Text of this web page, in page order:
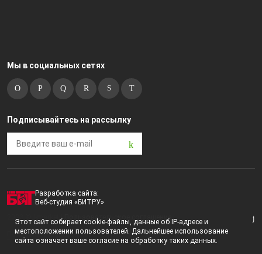
Мы в социальных сетях
Подписывайтесь на рассылку
Разработка сайта:
Веб-студия «БИТРУ»
2023 © i-market |
Пользовательское соглашение
Политика конфиденциальности
Этот сайт собирает cookie-файлы, данные об IP-адресе и
местоположении пользователей. Дальнейшее использование
сайта означает ваше согласие на обработку таких данных.